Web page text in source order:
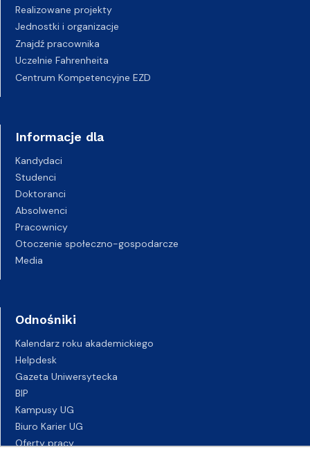
Realizowane projekty
Jednostki i organizacje
Znajdź pracownika
Uczelnie Fahrenheita
Centrum Kompetencyjne EZD
Informacje dla
Kandydaci
Studenci
Doktoranci
Absolwenci
Pracownicy
Otoczenie społeczno-gospodarcze
Media
Odnośniki
Kalendarz roku akademickiego
Helpdesk
Gazeta Uniwersytecka
BIP
Kampusy UG
Biuro Karier UG
Oferty pracy